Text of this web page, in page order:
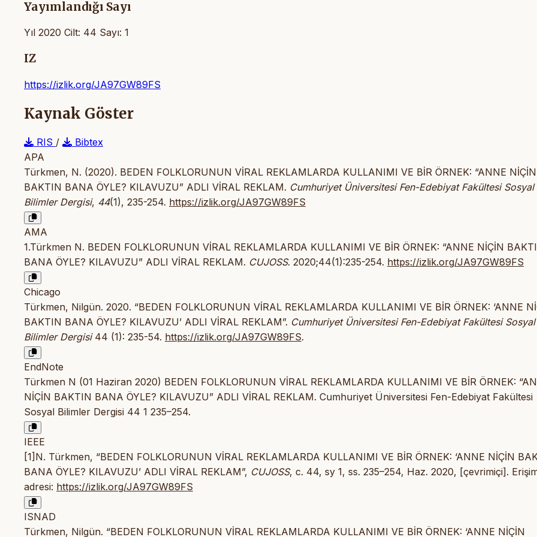
Yayımlandığı Sayı
Yıl 2020 Cilt: 44 Sayı: 1
IZ
https://izlik.org/JA97GW89FS
Kaynak Göster
RIS /
Bibtex
APA
Türkmen, N. (2020). BEDEN FOLKLORUNUN VİRAL REKLAMLARDA KULLANIMI VE BİR ÖRNEK: “ANNE NİÇİN
BAKTIN BANA ÖYLE? KILAVUZU” ADLI VİRAL REKLAM. Cumhuriyet Üniversitesi Fen-Edebiyat Fakültesi Sosyal
Bilimler Dergisi, 44(1), 235-254. https://izlik.org/JA97GW89FS
AMA
1.Türkmen N. BEDEN FOLKLORUNUN VİRAL REKLAMLARDA KULLANIMI VE BİR ÖRNEK: “ANNE NİÇİN
BANA ÖYLE? KILAVUZU” ADLI VİRAL REKLAM. CUJOSS. 2020;44(1):235-254. https://izlik.org/JA97GW89FS
Chicago
Türkmen, Nilgün. 2020. “BEDEN FOLKLORUNUN VİRAL REKLAMLARDA KULLANIMI VE BİR ÖRNEK: ‘ANNE
BAKTIN BANA ÖYLE? KILAVUZU’ ADLI VİRAL REKLAM”. Cumhuriyet Üniversitesi Fen-Edebiyat Fakültesi Sosyal
Bilimler Dergisi44 (1): 235-54. https://izlik.org/JA97GW89FS.
EndNote
Türkmen N (01 Haziran 2020) BEDEN FOLKLORUNUN VİRAL REKLAMLARDA KULLANIMI VE BİR ÖRNEK:
NİÇİN BAKTIN BANA ÖYLE? KILAVUZU” ADLI VİRAL REKLAM. Cumhuriyet Üniversitesi Fen-Edebiyat Fakültesi
Sosyal Bilimler Dergisi 44 1 235–254.
IEEE
[1]N. Türkmen, “BEDEN FOLKLORUNUN VİRAL REKLAMLARDA KULLANIMI VE BİR ÖRNEK: ‘ANNE NİÇİN
BANA ÖYLE? KILAVUZU’ ADLI VİRAL REKLAM”, CUJOSS, c. 44, sy 1, ss. 235–254, Haz. 2020, [çevrimiçi].
adresi: https://izlik.org/JA97GW89FS
ISNAD
Türkmen, Nilgün. “BEDEN FOLKLORUNUN VİRAL REKLAMLARDA KULLANIMI VE BİR ÖRNEK: ‘ANNE NİÇİN